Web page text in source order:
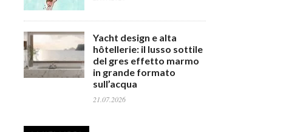
Yacht design e alta
hôtellerie: il lusso sottile
del gres effetto marmo
in grande formato
sull’acqua
21.07.2026